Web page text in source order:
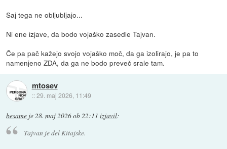
Saj tega ne obljubljajo...
Ni ene izjave, da bodo vojaško zasedle Tajvan.
Če pa pač kažejo svojo vojaško moč, da ga izolirajo, je pa to
namenjeno ZDA, da ga ne bodo preveč srale tam.
mtosev
::29. maj 2026, 11:49
besame je28. maj 2026 ob 22:11 izjavil:
Tajvan je del Kitajske.